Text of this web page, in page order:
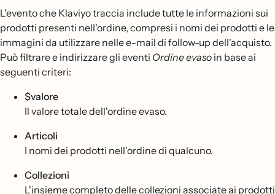
L'evento che Klaviyo traccia include tutte le informazioni sui
prodotti presenti nell'ordine, compresi i nomi dei prodotti e le
immagini da utilizzare nelle e-mail di follow-up dell'acquisto.
Può filtrare e indirizzare gli eventi Ordine evaso in base ai
seguenti criteri:
$valore
Il valore totale dell'ordine evaso.
Articoli
I nomi dei prodotti nell'ordine di qualcuno.
Collezioni
L'insieme completo delle collezioni associate ai prodotti